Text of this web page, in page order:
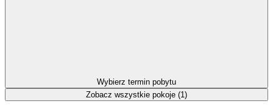
Wybierz termin pobytu
Zobacz wszystkie pokoje (1)